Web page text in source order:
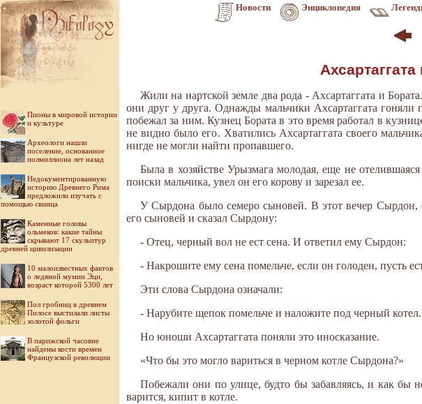
Новости Энциклопедия
Пионы в мировой истории
и культуре
Археологи нашли
поселение, основанное
полмиллиона лет назад
Недокументированную
историю Древнего Рима
предложили изучать с
помощью свинца
Каменные головы
ольмеков: какие тайны
скрывают 17 скульптур
древней цивилизации
10 малоизвестных фактов
о ледяной мумии Эци,
возраст которой 5300 лет
Пол гробниц в древнем
Пилосе выстилали листы
золотой фольги
В парижской часовне
найдены кости времен
Французской революции
Жили на нартской земле два рода - Ахсартаггата и
они друг у друга. Однажды мальчики Ахсартаггата
побежал за ним. Кузнец Бората в это время работал в
не видно было его. Хватились Ахсартаггата своего
нигде не могли найти пропавшего.
Была в хозяйстве Урызмага молодая, еще не
поиски мальчика, увел он его корову и зарезал ее.
У Сырдона было семеро сыновей. В этот вечер
его сыновей и сказал Сырдону:
- Отец, черный вол не ест сена. И ответил ему Сырдон:
- Накрошите ему сена помельче, если он голоден, пусть
Эти слова Сырдона означали:
- Нарубите щепок помельче и наложите под черный котел.
Но юноши Ахсартаггата поняли это иносказание.
«Что бы это могло вариться в черном котле Сырдона?»
Побежали они по улице, будто бы забавляясь, и как бы
варится, кипит в котле.